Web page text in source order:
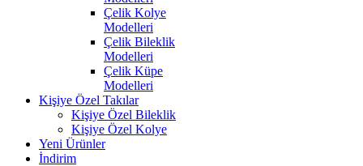
Çelik Kolye
Modelleri
Çelik Bileklik
Modelleri
Çelik Küpe
Modelleri
Kişiye Özel Takılar
Kişiye Özel Bileklik
Kişiye Özel Kolye
Yeni Ürünler
İndirim